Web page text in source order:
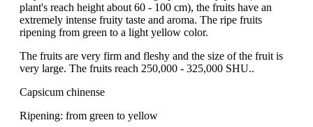
plant's reach height about 60 - 100 cm), the fruits have an
extremely intense fruity taste and aroma. The ripe fruits
ripening from green to a light yellow color.
The fruits are very firm and fleshy and the size of the fruit is
very large. The fruits reach 250,000 - 325,000 SHU..
Capsicum chinense
Ripening: from green to yellow